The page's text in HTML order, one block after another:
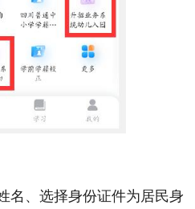
名、选择身份证件为居民身